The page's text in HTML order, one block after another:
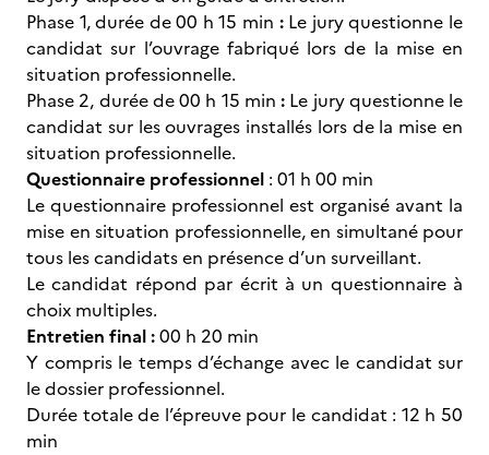
Phase 1, durée de 00 h 15 min : Le jury questionne le
candidat sur l’ouvrage fabriqué lors de la mise en
situation professionnelle.
Phase 2, durée de 00 h 15 min : Le jury questionne le
candidat sur les ouvrages installés lors de la mise en
situation professionnelle.
Questionnaire professionnel : 01 h 00 min
Le questionnaire professionnel est organisé avant la
mise en situation professionnelle, en simultané pour
tous les candidats en présence d’un surveillant.
Le candidat répond par écrit à un questionnaire à
choix multiples.
Entretien final :00 h 20 min
Y compris le temps d’échange avec le candidat sur
le dossier professionnel.
Durée totale de l’épreuve pour le candidat : 12 h 50
min